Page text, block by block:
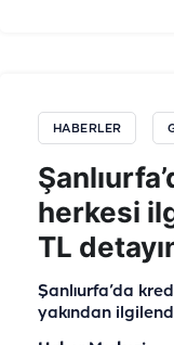
HABERLER
herkesi
TL
Şanlıurfa’da
yakından